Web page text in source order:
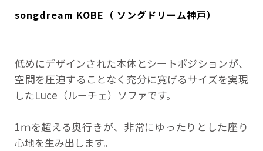
songdream KOBE（ ソングドリーム神戸）
低めにデザインされた本体とシートポジションが、
空間を圧迫することなく充分に寛げるサイズを実現
したLuce（ルーチェ）ソファです。
1ｍを超える奥行きが、非常にゆったりとした座り
心地を生み出します。